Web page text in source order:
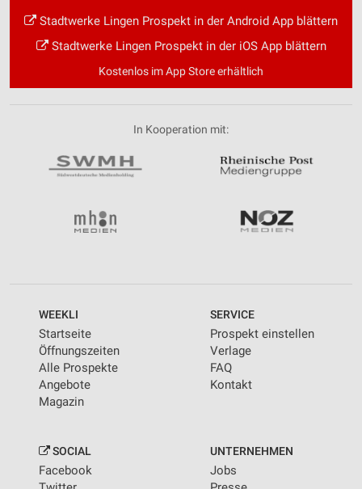
Stadtwerke Lingen Prospekt in der Android App blättern
Stadtwerke Lingen Prospekt in der iOS App blättern
Kostenlos im App Store erhältlich
In Kooperation mit:
WEEKLI
Startseite
Öffnungszeiten
Alle Prospekte
Angebote
Magazin
SERVICE
Prospekt einstellen
Verlage
FAQ
Kontakt
SOCIAL
Facebook
UNTERNEHMEN
Jobs